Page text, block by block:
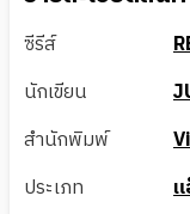
ซีรีส์
นักเขียน
สำนักพิมพ์
ประเภท